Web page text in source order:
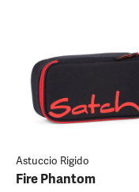
Astuccio Rigido
Fire Phantom